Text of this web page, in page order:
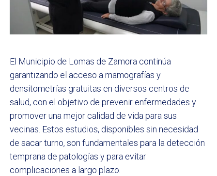
El Municipio de Lomas de Zamora continúa
garantizando el acceso a mamografías y
densitometrías gratuitas en diversos centros de
salud, con el objetivo de prevenir enfermedades y
promover una mejor calidad de vida para sus
vecinas. Estos estudios, disponibles sin necesidad
de sacar turno, son fundamentales para la detección
temprana de patologías y para evitar
complicaciones a largo plazo.